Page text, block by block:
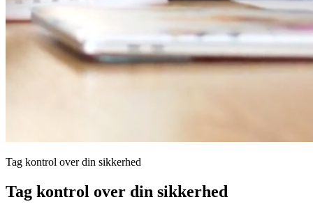
Tag kontrol over din sikkerhed
Tag kontrol over din sikkerhed